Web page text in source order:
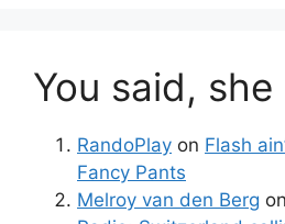
You said, she
RandoPlay on Flash
Fancy Pants
Melroy van den Berg on